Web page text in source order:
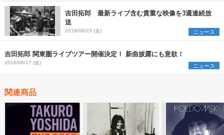
吉田拓郎 最新ライブ含む貴重な映像を3週連続放
送
2019/08/23 (金) ニュース
吉田拓郎 関東圏ライブツアー開催決定！ 新曲披露にも意欲！
2016/06/17 (金) ニュース
関連商品